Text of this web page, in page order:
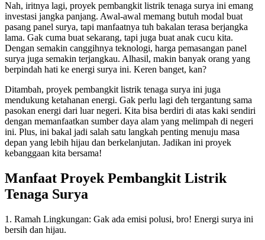
Nah, iritnya lagi, proyek pembangkit listrik tenaga surya ini emang
investasi jangka panjang. Awal-awal memang butuh modal buat
pasang panel surya, tapi manfaatnya tuh bakalan terasa berjangka
lama. Gak cuma buat sekarang, tapi juga buat anak cucu kita.
Dengan semakin canggihnya teknologi, harga pemasangan panel
surya juga semakin terjangkau. Alhasil, makin banyak orang yang
berpindah hati ke energi surya ini. Keren banget, kan?
Ditambah, proyek pembangkit listrik tenaga surya ini juga
mendukung ketahanan energi. Gak perlu lagi deh tergantung sama
pasokan energi dari luar negeri. Kita bisa berdiri di atas kaki sendiri
dengan memanfaatkan sumber daya alam yang melimpah di negeri
ini. Plus, ini bakal jadi salah satu langkah penting menuju masa
depan yang lebih hijau dan berkelanjutan. Jadikan ini proyek
kebanggaan kita bersama!
Manfaat Proyek Pembangkit Listrik
Tenaga Surya
1. Ramah Lingkungan: Gak ada emisi polusi, bro! Energi surya ini
bersih dan hijau.